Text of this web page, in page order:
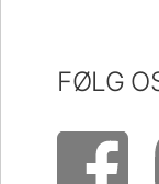
FØLG